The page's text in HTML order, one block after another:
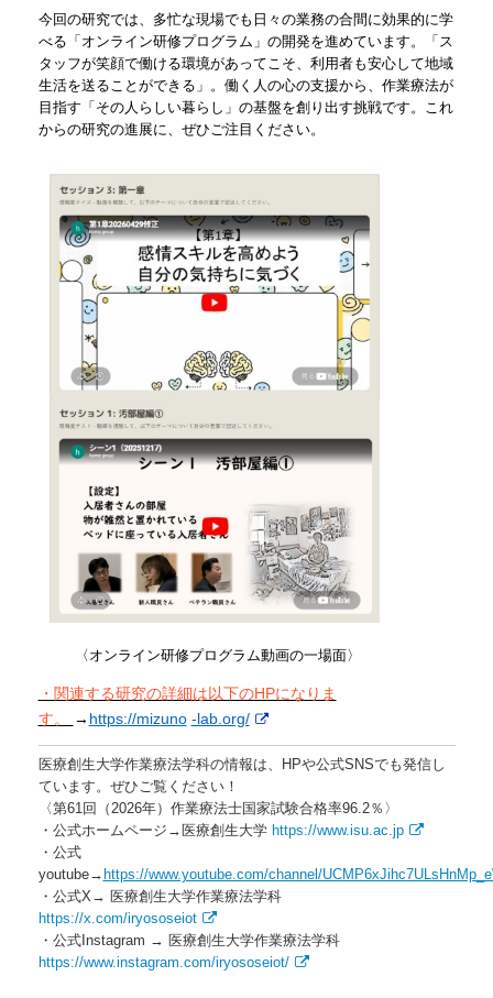
今回の研究では、多忙な現場でも日々の業務の合間に効果的に学
べる「オンライン研修プログラム」の開発を進めています。「ス
タッフが笑顔で働ける環境があってこそ、利用者も安心して地域
生活を送ることができる」。働く人の心の支援から、作業療法が
目指す「その人らしい暮らし」の基盤を創り出す挑戦です。これ
からの研究の進展に、ぜひご注目ください。
〈オンライン研修プログラム動画の一場面〉
・関連する研究の詳細は以下のHPになりま
す。
→ https://mizuno -lab.org/
医療創生大学作業療法学科の情報は、HPや公式SNSでも発信し
ています。ぜひご覧ください！
〈第61回（2026年）作業療法士国家試験合格率96.2％〉
・公式ホームページ→医療創生大学 https://www.isu.ac.jp
・公式
youtube→ https://www.youtube.com/channel/
・公式X→ 医療創生大学作業療法学科
https://x.com/iryososeiot
・公式Instagram → 医療創生大学作業療法学科
https://www.instagram.com/iryososeiot/